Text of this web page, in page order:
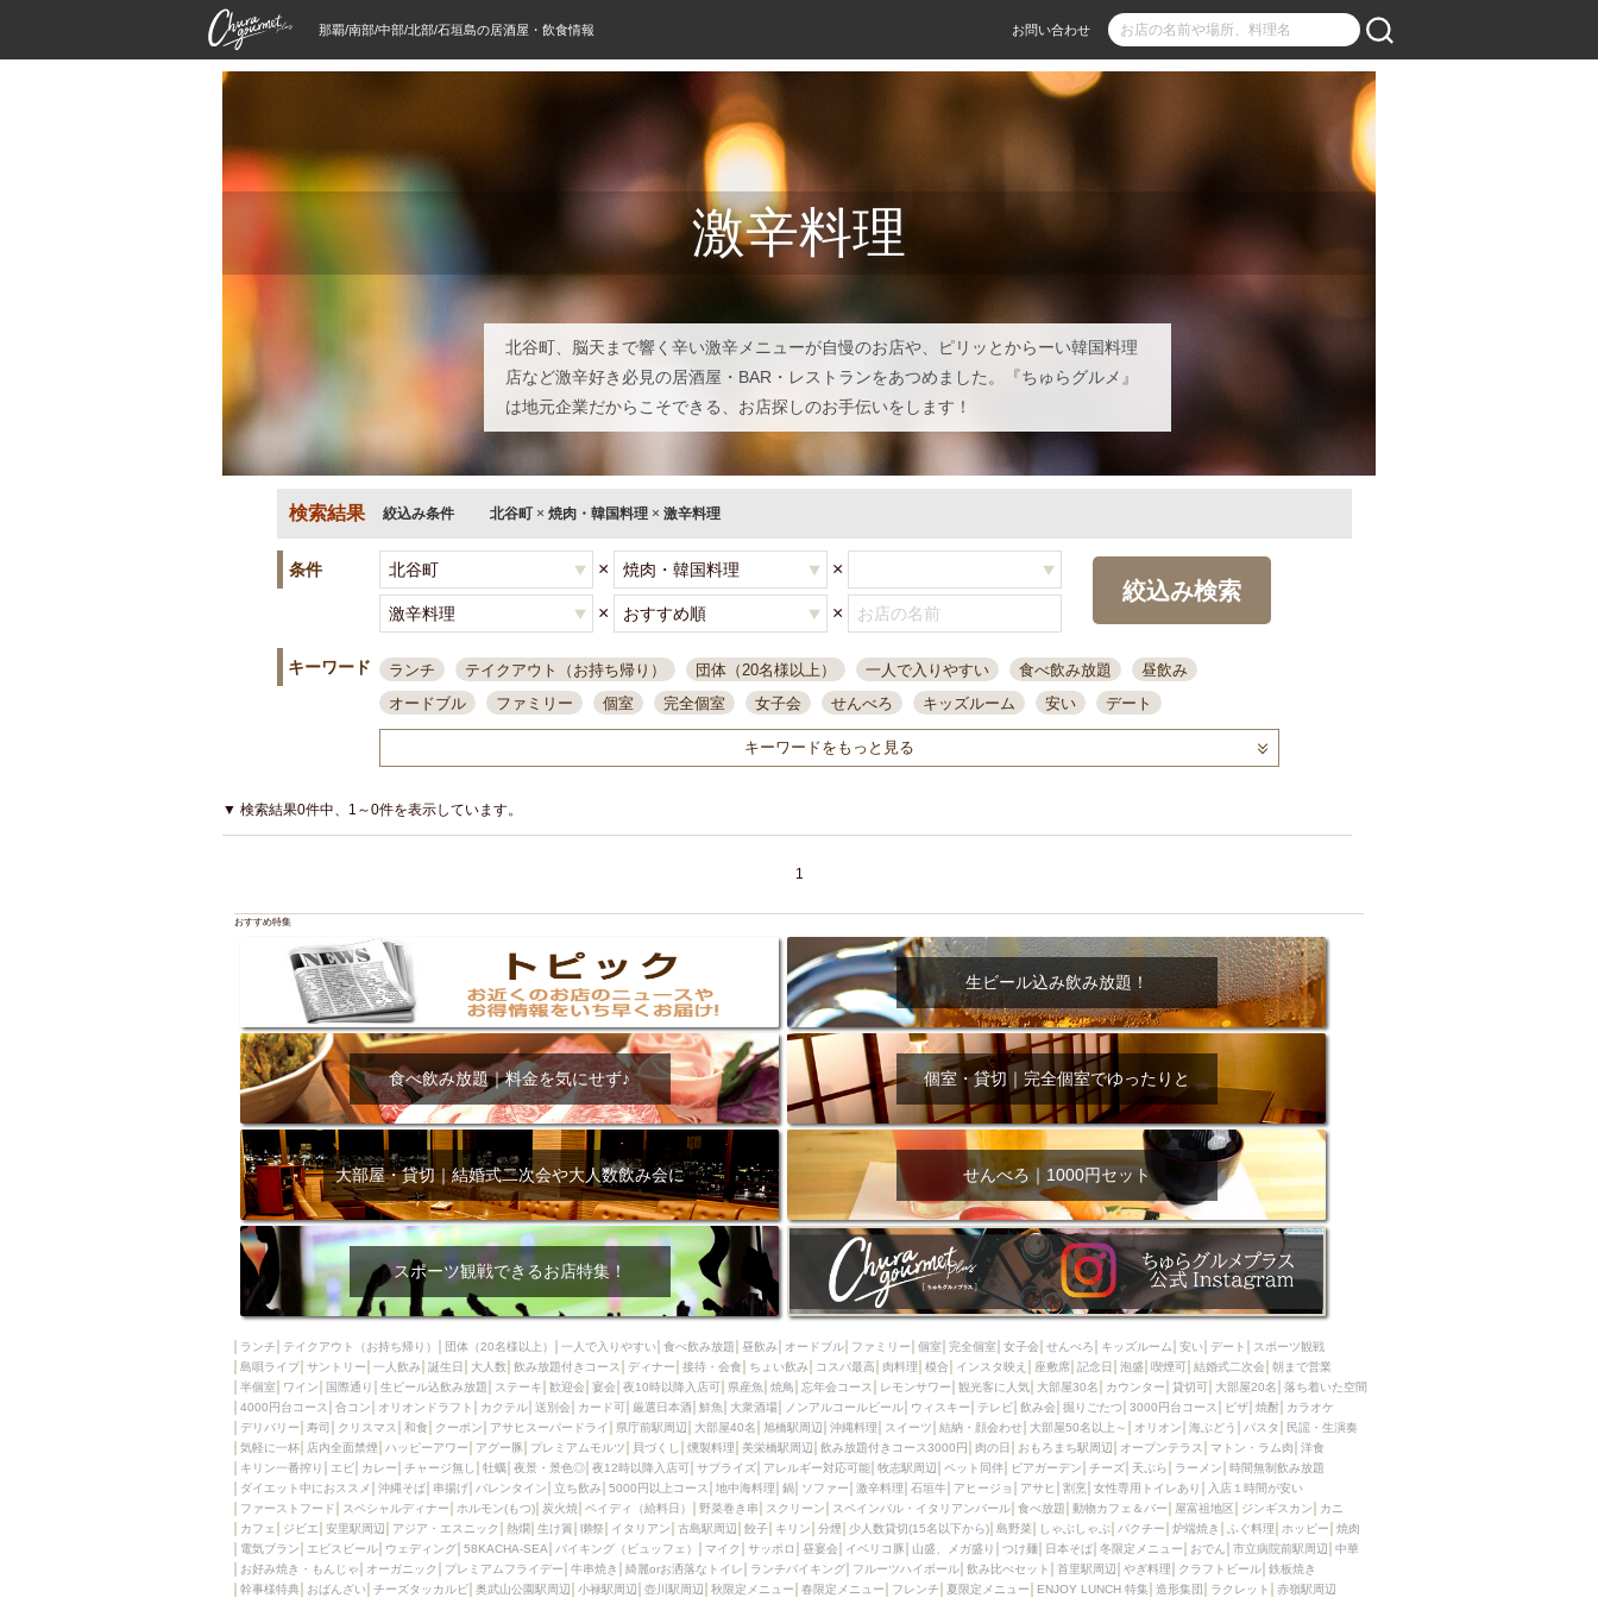
那覇/南部/中部/北部/石垣島の居酒屋・飲食情報 お問い合わせ
激辛料理
北谷町、脳天まで響く辛い激辛メニューが自慢のお店や、ピリッとからーい韓国料理
店など激辛好き必見の居酒屋・BAR・レストランをあつめました。『ちゅらグルメ』
は地元企業だからこそできる、お店探しのお手伝いをします！
検索結果 絞込み条件 北谷町 × 焼肉・韓国料理 × 激辛料理
条件 × ×
× ×
絞込み検索
キーワード ランチ テイクアウト（お持ち帰り） 団体（20名様以上） 一人で入りやすい 食べ飲み放題
昼飲み
オードブル
ファミリー 個室 完全個室 女子会 せんべろ キッズルーム 安い
デート
一人飲み 誕生日 大人数
接待・会食
ちょい飲み コスパ最高 肉料理 模合 インスタ映え 座敷席 記念日 泡盛
喫煙可
結婚式二次会
夜10時以降入店可
県産魚 焼鳥 忘年会コース レモンサワー 観光客に人気 大部屋30名
カウンター
4000円台コース
デリバリー 寿司 クリスマス 和食
クーポン
アサヒスーパードライ
県庁前駅周辺 旭橋駅周辺 沖縄料理 スイーツ
結納・顔会わせ
大部屋50名以上～
オリオン 海ぶどう 民謡・生演奏 気軽に一杯
店内全面禁煙
ハッピーアワー
アグー豚 プレミアムモルツ 貝づくし 燻製料理
美栄橋駅周辺
飲み放題付きコース3000円
肉の日 おもろまち駅周辺 オープンテラス マトン・ラム肉
洋食
キリン一番搾り
エビ カレー チャージ無し 牡蠣 夜景・景色◎ 夜12時以降入店可
サプライズ
アレルギー対応可能
牧志駅周辺 ペット同伴 ビアガーデン 天ぷら
時間無制飲み放題
ダイエット中におススメ
沖縄そば 串揚げ バレンタイン 立ち飲み 5000円以上コース 地中海料理
鍋
ソファー
激辛料理 石垣牛 アヒージョ アサヒ 割烹 女性専用トイレあり
入店１時間が安い
ファーストフード
スペシャルディナー ホルモン(もつ) 炭火焼 ペイディ（給料日）
野菜巻き串
スクリーン
スペインバル・イタリアンバール 食べ放題 動物カフェ＆バー 屋富祖地区
ジンギスカン
カニ
カフェ ジビエ 安里駅周辺 アジア・エスニック 熱燗 生け簀 獺祭 イタリアン
古島駅周辺
分煙 少人数貸切(15名以下から) しゃぶしゃぶ パクチー 炉端焼き
ふぐ料理
ホッピー
焼肉 電気ブラン エビスビール ウェディング 58KACHA-SEA
バイキング（ビュッフェ）
マイク
サッポロ 昼宴会 イベリコ豚 山盛、メガ盛り つけ麺 日本そば 冬限定メニュー
おでん
市立病院前駅周辺
中華 お好み焼き・もんじゃ オーガニック プレミアムフライデー
牛串焼き
綺麗orお洒落なトイレ
ランチバイキング フルーツハイボール 飲み比べセット 首里駅周辺
やぎ料理
クラフトビール
鉄板焼き 幹事様特典 おばんざい チーズタッカルビ 奥武山公園駅周辺
小禄駅周辺
壺川駅周辺
秋限定メニュー 春限定メニュー フレンチ 夏限定メニュー ENJOY LUNCH 特集
造形集団
ラクレット
赤嶺駅周辺 シードル 那覇空港駅周辺 儀保駅周辺
キーワードをもっと見る
▼ 検索結果0件中、1～0件を表示しています。
1
おすすめ特集
生ビール込み飲み放題！
食べ飲み放題｜料金を気にせず♪ 個室・貸切｜完全個室でゆったりと
大部屋・貸切｜結婚式二次会や大人数飲み会に せんべろ｜1000円セット
スポーツ観戦できるお店特集！
ランチ テイクアウト（お持ち帰り） 団体（20名様以上） 一人で入りやすい 食べ飲み放題 昼飲み オードブル ファミリー 個室 完全個室 女子会 せんべろ キッズルーム 安い デート
スポーツ観戦
島唄ライブ サントリー 一人飲み 誕生日 大人数 飲み放題付きコース ディナー 接待・会食 ちょい飲み コスパ最高 肉料理 模合 インスタ映え 座敷席 記念日 泡盛 喫煙可 結婚式二次会 朝まで営業
半個室
ワイン 国際通り 生ビール込飲み放題 ステーキ 歓迎会 宴会 夜10時以降入店可 県産魚 焼鳥 忘年会コース レモンサワー 観光客に人気 大部屋30名 カウンター 貸切可 大部屋20名
落ち着いた空間
4000円台コース
合コン オリオンドラフト カクテル 送別会 カード可 厳選日本酒 鮮魚 大衆酒場 ノンアルコールビール ウィスキー テレビ 飲み会 掘りごたつ 3000円台コース ピザ 焼酎
カラオケ
デリバリー
寿司 クリスマス 和食 クーポン アサヒスーパードライ 県庁前駅周辺 大部屋40名 旭橋駅周辺 沖縄料理 スイーツ 結納・顔会わせ 大部屋50名以上～ オリオン 海ぶどう パスタ
民謡・生演奏
気軽に一杯
店内全面禁煙 ハッピーアワー アグー豚 プレミアムモルツ 貝づくし 燻製料理 美栄橋駅周辺 飲み放題付きコース3000円 肉の日 おもろまち駅周辺 オープンテラス マトン・ラム肉
洋食
キリン一番搾り
エビ カレー チャージ無し 牡蠣 夜景・景色◎ 夜12時以降入店可 サプライズ アレルギー対応可能 牧志駅周辺 ペット同伴 ビアガーデン チーズ 天ぷら ラーメン
時間無制飲み放題
ダイエット中におススメ
沖縄そば 串揚げ バレンタイン 立ち飲み 5000円以上コース 地中海料理 鍋 ソファー 激辛料理 石垣牛 アヒージョ アサヒ 割烹 女性専用トイレあり
入店１時間が安い
ファーストフード
スペシャルディナー ホルモン(もつ) 炭火焼 ペイディ（給料日） 野菜巻き串 スクリーン スペインバル・イタリアンバール 食べ放題 動物カフェ＆バー 屋富祖地区 ジンギスカン
カニ
カフェ
ジビエ 安里駅周辺 アジア・エスニック 熱燗 生け簀 獺祭 イタリアン 古島駅周辺 餃子 キリン 分煙 少人数貸切(15名以下から) 島野菜 しゃぶしゃぶ パクチー 炉端焼き ふぐ料理 ホッピー
焼肉
電気ブラン
エビスビール ウェディング 58KACHA-SEA バイキング（ビュッフェ） マイク サッポロ 昼宴会 イベリコ豚 山盛、メガ盛り つけ麺 日本そば 冬限定メニュー おでん 市立病院前駅周辺
中華
お好み焼き・もんじゃ
オーガニック プレミアムフライデー 牛串焼き 綺麗orお洒落なトイレ ランチバイキング フルーツハイボール 飲み比べセット 首里駅周辺 やぎ料理 クラフトビール 鉄板焼き
幹事様特典
おばんざい チーズタッカルビ 奥武山公園駅周辺 小禄駅周辺 壺川駅周辺 秋限定メニュー 春限定メニュー フレンチ 夏限定メニュー ENJOY LUNCH 特集 造形集団 ラクレット 赤嶺駅周辺